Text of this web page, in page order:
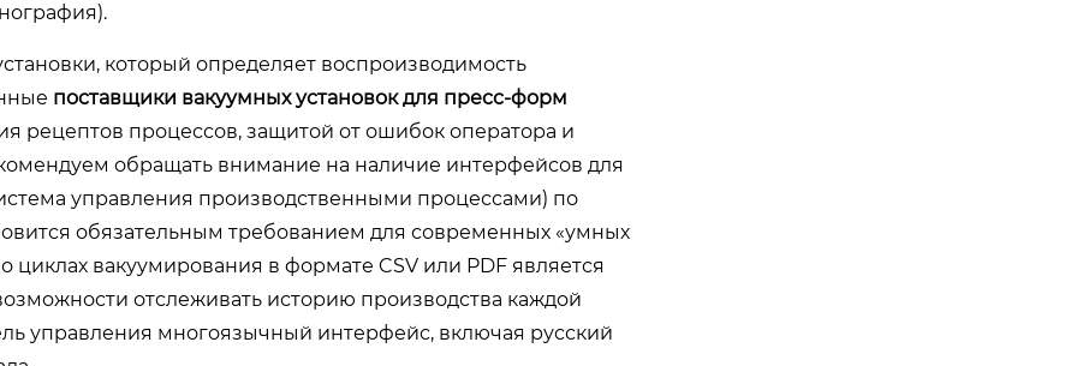
который определяет воспроизводимость
поставщики вакуумных установок для пресс-форм
рецептов процессов, защитой от ошибок оператора и
обращать внимание на наличие интерфейсов для
управления производственными процессами) по
обязательным требованием для современных «умных
циклах вакуумирования в формате CSV или PDF является
отслеживать историю производства каждой
управления многоязычный интерфейс, включая русский